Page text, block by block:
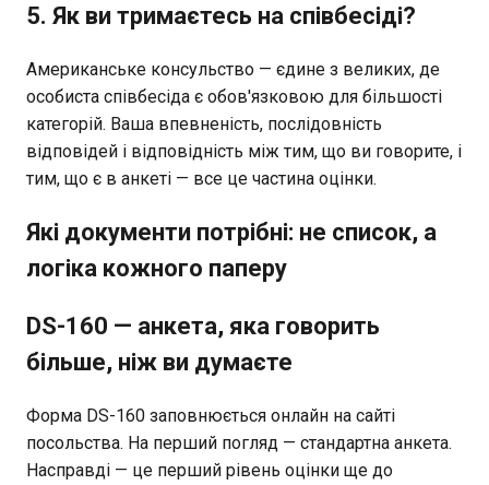
5. Як ви тримаєтесь на співбесіді?
Американське консульство — єдине з великих, де
особиста співбесіда є обов'язковою для більшості
категорій. Ваша впевненість, послідовність
відповідей і відповідність між тим, що ви говорите, і
тим, що є в анкеті — все це частина оцінки.
Які документи потрібні: не список, а
логіка кожного паперу
DS-160 — анкета, яка говорить
більше, ніж ви думаєте
Форма DS-160 заповнюється онлайн на сайті
посольства. На перший погляд — стандартна анкета.
Насправді — це перший рівень оцінки ще до